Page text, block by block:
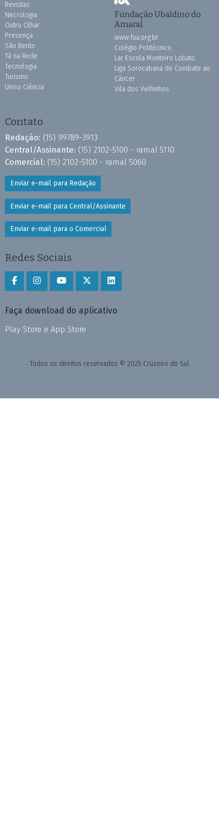
Revistas
Necrologia
Outro Olhar
Presença
São Bento
Tá na Rede
Tecnologia
Turismo
Uniso Ciência
Fundação Ubaldino do
Amaral
www.fua.org.br
Colégio Politécnico
Lar Escola Monteiro Lobato
Liga Sorocabana de Combate ao
Câncer
Vila dos Velhinhos
Contato
Redação: (15) 99789-3913
Central/Assinante: (15) 2102-5100 - ramal 5110
Comercial: (15) 2102-5100 - ramal 5060
Enviar e-mail para Redação
Enviar e-mail para Central/Assinante
Enviar e-mail para o Comercial
Redes Sociais
Faça download do aplicativo
Play Store e App Store
Todos os direitos reservados © 2025 Cruzeiro do Sul